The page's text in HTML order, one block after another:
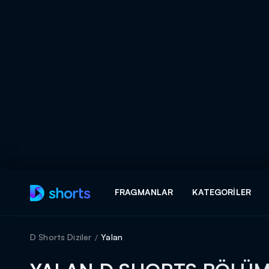
FRAGMANLAR KATEGORILER
D Shorts Diziler Yalan